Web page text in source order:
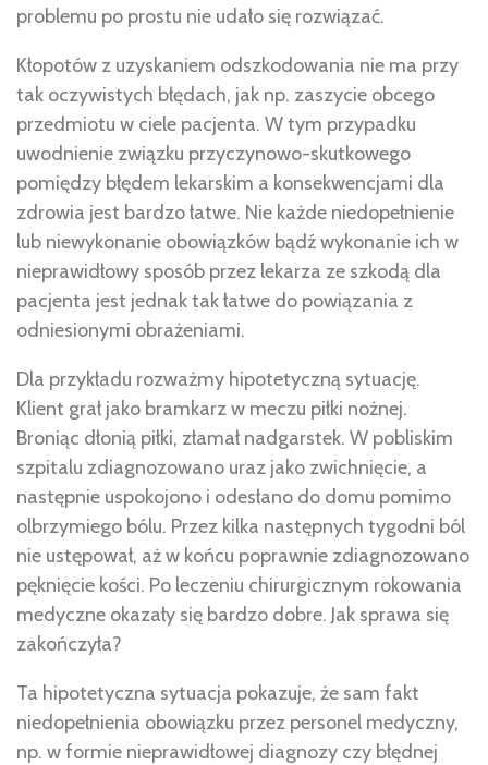
problemu po prostu nie udało się rozwiązać.
Kłopotów z uzyskaniem odszkodowania nie ma przy
tak oczywistych błędach, jak np. zaszycie obcego
przedmiotu w ciele pacjenta. W tym przypadku
uwodnienie związku przyczynowo-skutkowego
pomiędzy błędem lekarskim a konsekwencjami dla
zdrowia jest bardzo łatwe. Nie każde niedopełnienie
lub niewykonanie obowiązków bądź wykonanie ich w
nieprawidłowy sposób przez lekarza ze szkodą dla
pacjenta jest jednak tak łatwe do powiązania z
odniesionymi obrażeniami.
Dla przykładu rozważmy hipotetyczną sytuację.
Klient grał jako bramkarz w meczu piłki nożnej.
Broniąc dłonią piłki, złamał nadgarstek. W pobliskim
szpitalu zdiagnozowano uraz jako zwichnięcie, a
następnie uspokojono i odesłano do domu pomimo
olbrzymiego bólu. Przez kilka następnych tygodni ból
nie ustępował, aż w końcu poprawnie zdiagnozowano
pęknięcie kości. Po leczeniu chirurgicznym rokowania
medyczne okazały się bardzo dobre. Jak sprawa się
zakończyła?
Ta hipotetyczna sytuacja pokazuje, że sam fakt
niedopełnienia obowiązku przez personel medyczny,
np. w formie nieprawidłowej diagnozy czy błędnej